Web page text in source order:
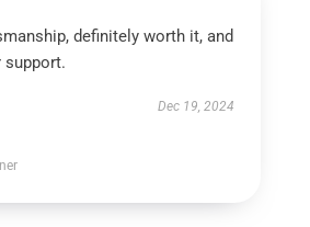
definitely worth it, and
support.
Dec 19, 2024